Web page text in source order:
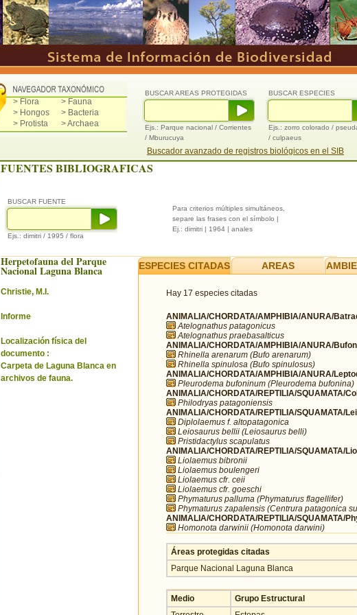
> Flora
> Fauna
> Hongos
> Bacteria
> Protista
> Archaea
BUSCAR ESPECIES
Ejs.: zorro colorado /
/ culpaeus
BUSCAR AREAS PROTEGIDAS
Ejs.: Parque nacional / Corrientes
/ Mburucuya
Buscador avanzado de registros biológicos en el SIB
FUENTES BIBLIOGRAFICAS
BUSCAR FUENTE
Ejs.: dimitri / 1995 / flora
Para criterios múltiples simultáneos,
separe las frases con el símbolo |
Ej.: dimitri | 1964 | anales
Herpetofauna del Parque
Nacional Laguna Blanca
Christie, M.I.
Informe
Localización física del
documento :
Carpeta de Laguna Blanca en
archivos de fauna.
ESPECIES CITADAS AREAS
Hay 17 especies citadas
ANIMALIA/CHORDATA/AMPHIBIA/ANURA/
Atelognathus patagonicus
Atelognathus praebasalticus
ANIMALIA/CHORDATA/AMPHIBIA/ANURA/
Rhinella arenarum (Bufo arenarum)
Rhinella spinulosa (Bufo spinulosus)
ANIMALIA/CHORDATA/AMPHIBIA/ANURA/
Pleurodema bufoninum (Pleurodema bufonina)
ANIMALIA/CHORDATA/REPTILIA/SQUAMATA/
Philodryas patagoniensis
ANIMALIA/CHORDATA/REPTILIA/SQUAMATA/
Diplolaemus f. altopatagonica
Leiosaurus bellii (Leiosaurus belli)
Pristidactylus scapulatus
ANIMALIA/CHORDATA/REPTILIA/SQUAMATA/
Liolaemus bibronii
Liolaemus boulengeri
Liolaemus cfr. ceii
Liolaemus cfr. goeschi
Phymaturus palluma (Phymaturus flagellifer)
Phymaturus zapalensis (Centrura patagonica
ANIMALIA/CHORDATA/REPTILIA/SQUAMATA/
Homonota darwinii (Homonota darwini)
Áreas protegidas citadas
Parque Nacional Laguna Blanca
Medio Grupo Estructural